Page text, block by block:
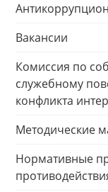
Вакансии
Комиссия по
служебному
конфликта
Методические
Нормативные